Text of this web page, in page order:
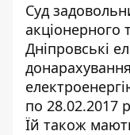
Суд
акціонерного
Дніпровські
по 28.02.2017
Їй також